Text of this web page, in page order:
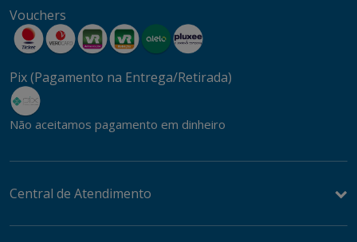
Vouchers
Pix (Pagamento na Entrega/Retirada)
Não aceitamos pagamento em dinheiro
Central de Atendimento